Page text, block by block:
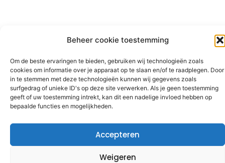
Beheer cookie toestemming
Om de beste ervaringen te bieden, gebruiken wij technologieën zoals
cookies om informatie over je apparaat op te slaan en/of te raadplegen. Door
in te stemmen met deze technologieën kunnen wij gegevens zoals
surfgedrag of unieke ID's op deze site verwerken. Als je geen toestemming
geeft of uw toestemming intrekt, kan dit een nadelige invloed hebben op
bepaalde functies en mogelijkheden.
Accepteren
Weigeren